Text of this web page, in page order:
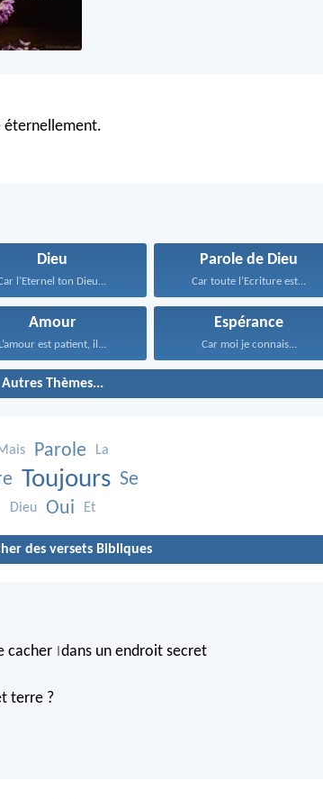
éternellement.
Dieu
l’Eternel ton Dieu...
Parole de Dieu
Car toute l’Ecriture est...
Amour
L’amour est patient, il...
Espérance
Car moi je connais...
Autres Thèmes...
Parole La
Toujours Se
Dieu Oui Et
des versets Bibliques
cacher dans un endroit secret
terre ?